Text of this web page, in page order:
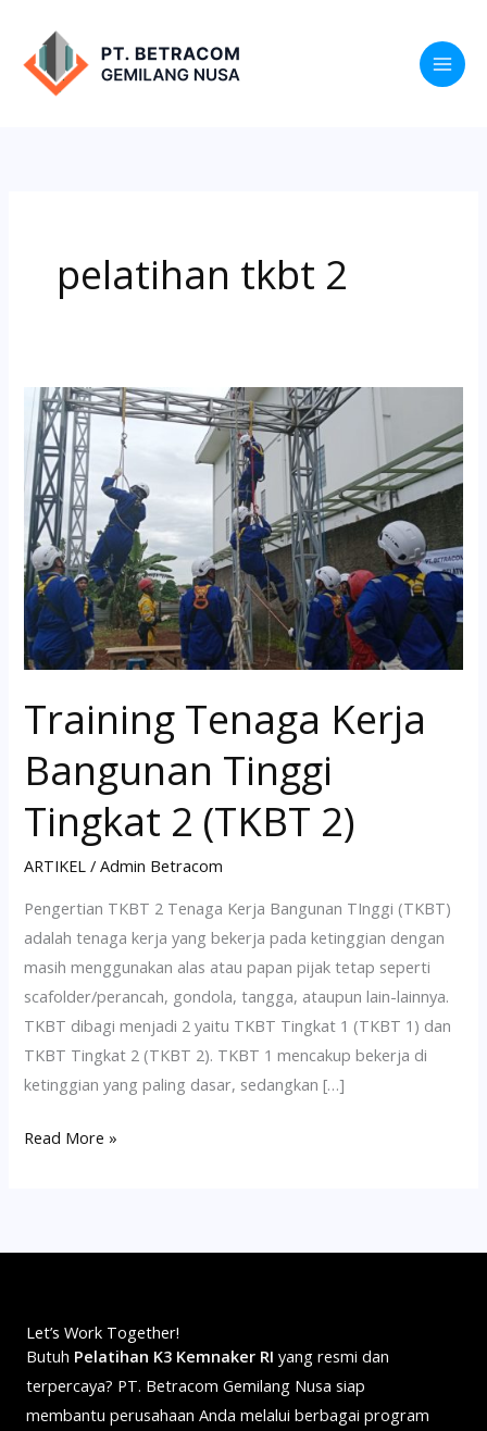
konten
pelatihan tkbt 2
Training Tenaga Kerja
Bangunan Tinggi
Tingkat 2 (TKBT 2)
ARTIKEL /Admin Betracom
Pengertian TKBT 2 Tenaga Kerja Bangunan TInggi (TKBT)
adalah tenaga kerja yang bekerja pada ketinggian dengan
masih menggunakan alas atau papan pijak tetap seperti
scafolder/perancah, gondola, tangga, ataupun lain-lainnya.
TKBT dibagi menjadi 2 yaitu TKBT Tingkat 1 (TKBT 1) dan
TKBT Tingkat 2 (TKBT 2). TKBT 1 mencakup bekerja di
ketinggian yang paling dasar, sedangkan […]
Training
Tenaga
Kerja
Bangunan
Tinggi
Tingkat
2
(TKBT
2)
Read More »
Let’s Work Together!
Butuh Pelatihan K3 Kemnaker RI yang resmi dan
terpercaya? PT. Betracom Gemilang Nusa siap
membantu perusahaan Anda melalui berbagai program